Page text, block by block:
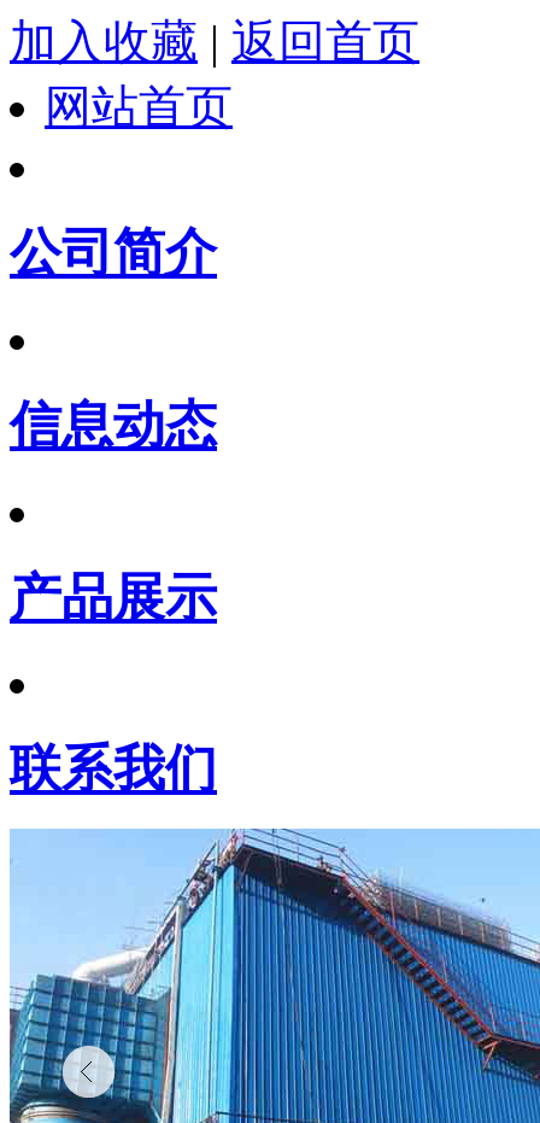
加入收藏 | 返回首页
网站首页
公司简介
信息动态
产品展示
联系我们